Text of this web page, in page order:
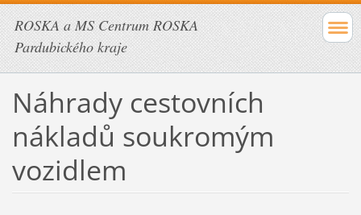
ROSKA a MS Centrum ROSKA
Pardubického kraje
Náhrady cestovních
nákladů soukromým
vozidlem